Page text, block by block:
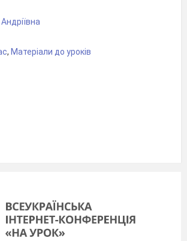
паралелепіпеда;
піраміди;
куба, якщо одна його
4дм?
, Матеріали до уроків